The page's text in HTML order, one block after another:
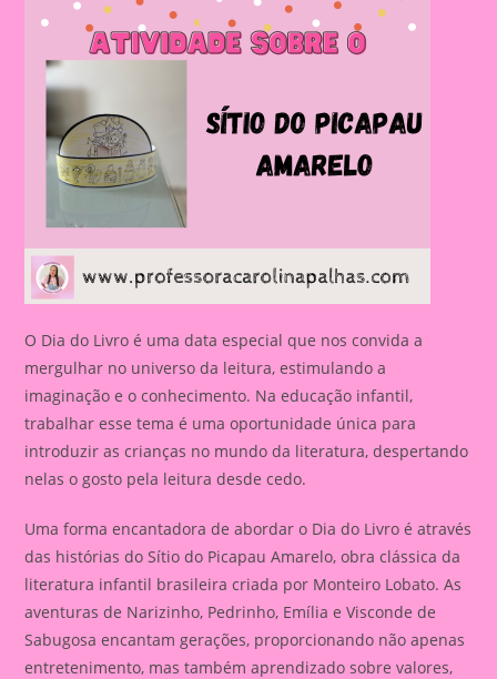
O Dia do Livro é uma data especial que nos convida a
mergulhar no universo da leitura, estimulando a
imaginação e o conhecimento. Na educação infantil,
trabalhar esse tema é uma oportunidade única para
introduzir as crianças no mundo da literatura, despertando
nelas o gosto pela leitura desde cedo.
Uma forma encantadora de abordar o Dia do Livro é através
das histórias do Sítio do Picapau Amarelo, obra clássica da
literatura infantil brasileira criada por Monteiro Lobato. As
aventuras de Narizinho, Pedrinho, Emília e Visconde de
Sabugosa encantam gerações, proporcionando não apenas
entretenimento, mas também aprendizado sobre valores,